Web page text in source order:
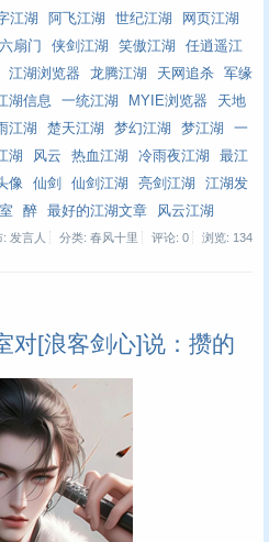
江湖 阿飞江湖 世纪江湖
网页江湖
六扇门 侠剑江湖 笑傲江湖
任逍遥江
江湖浏览器 龙腾江湖 天网追杀
军缘
湖信息 一统江湖 MYIE浏览器
天地
江湖 楚天江湖 梦幻江湖 梦江湖
一
湖 风云 热血江湖 冷雨夜江湖
最江
像 仙剑 仙剑江湖 亮剑江湖
江湖发
醉 最好的江湖文章 风云江湖
: 发言人 分类: 春风十里 评论: 0 浏览: 134
对[浪客剑心]说：攒的